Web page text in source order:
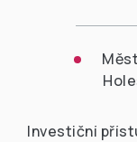
Investiční